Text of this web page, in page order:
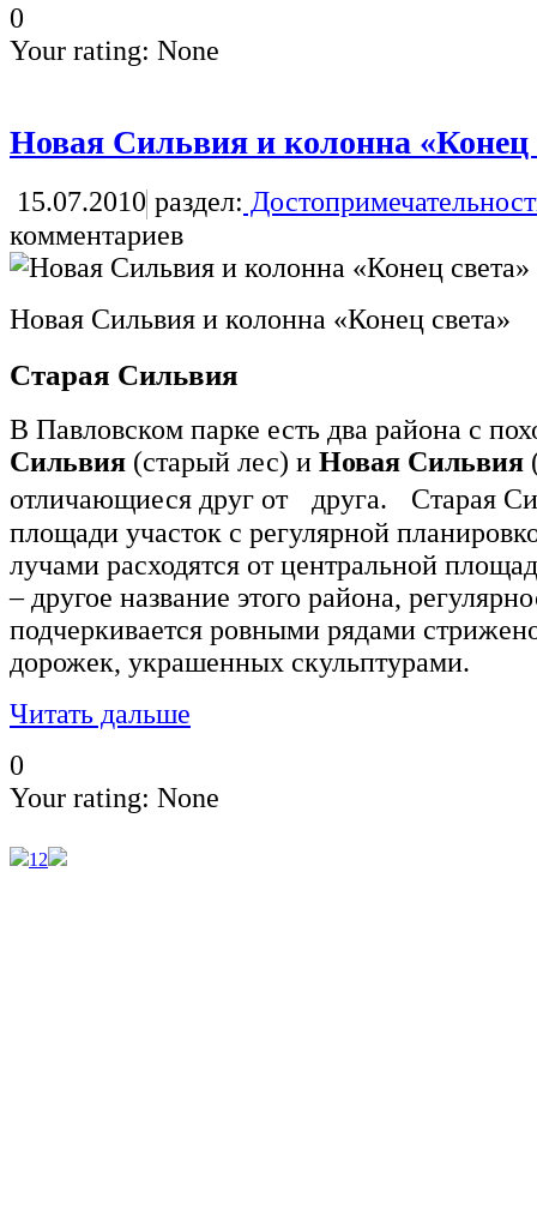
0
Your rating: None
Новая Сильвия и колонна «Конец
15.07.2010 раздел:
комментариев
Новая Сильвия и колонна «Конец света»
Старая Сильвия
В Павловском парке есть два района с
Сильвия (старый лес) и Новая Сильвия
отличающиеся друг от друга. Старая
площади участок с регулярной
лучами расходятся от центральной
– другое название этого района,
подчеркивается ровными рядами
дорожек, украшенных скульптурами.
Читать дальше
0
Your rating: None
1 2